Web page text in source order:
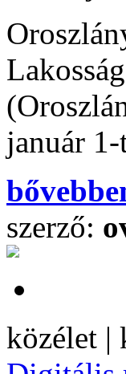
január
szerző:
közélet |